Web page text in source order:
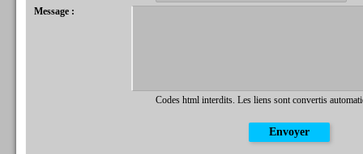
Message :
Codes html interdits. Les liens sont convertis